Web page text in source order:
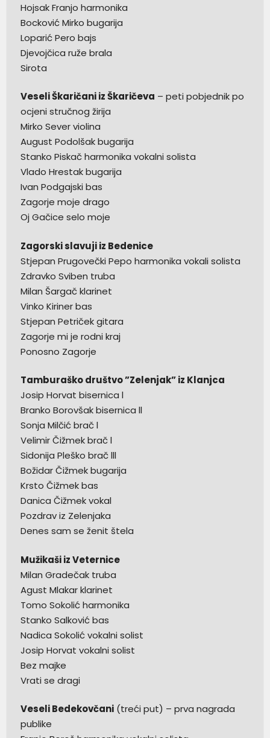
Hojsak Franjo harmonika
Bocković Mirko bugarija
Loparić Pero bajs
Djevojčica ruže brala
Sirota
Veseli Škaričani iz Škaričeva – peti pobjednik po
ocjeni stručnog žirija
Mirko Sever violina
August Podolšak bugarija
Stanko Piskač harmonika vokalni solista
Vlado Hrestak bugarija
Ivan Podgajski bas
Zagorje moje drago
Oj Gačice selo moje
Zagorski slavuji iz Bedenice
Stjepan Prugovečki Pepo harmonika vokali solista
Zdravko Sviben truba
Milan Šargač klarinet
Vinko Kiriner bas
Stjepan Petriček gitara
Zagorje mi je rodni kraj
Ponosno Zagorje
Tamburaško društvo ”Zelenjak” iz Klanjca
Josip Horvat bisernica l
Branko Borovšak bisernica ll
Sonja Milčić brač l
Velimir Čižmek brač l
Sidonija Pleško brač lll
Božidar Čižmek bugarija
Krsto Čižmek bas
Danica Čižmek vokal
Pozdrav iz Zelenjaka
Denes sam se ženit štela
Mužikaši iz Veternice
Milan Gradečak truba
Agust Mlakar klarinet
Tomo Sokolić harmonika
Stanko Salković bas
Nadica Sokolić vokalni solist
Josip Horvat vokalni solist
Bez majke
Vrati se dragi
Veseli Bedekovčani(treći put) – prva nagrada
publike